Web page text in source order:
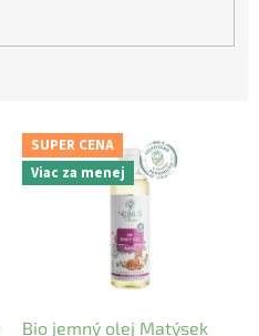
SUPER CENA
Viac za menej
Bio jemný olej Matýsek